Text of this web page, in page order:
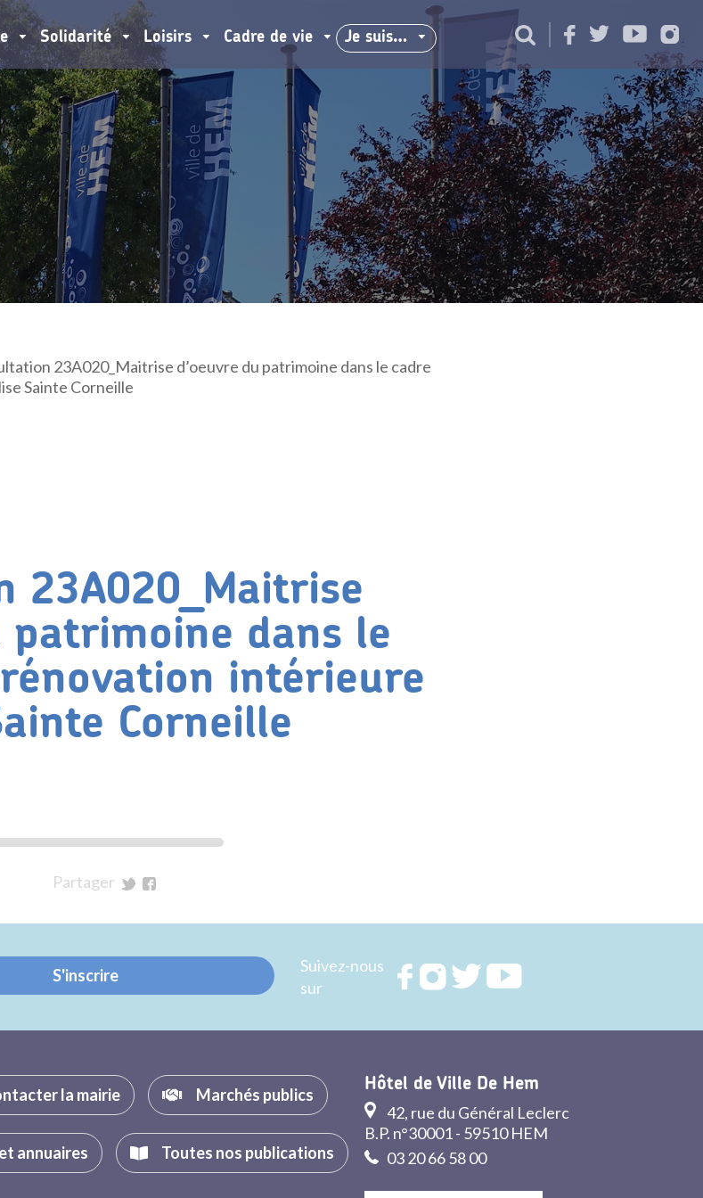
Solidarité Loisirs Cadre de vie Je suis…
23A020_Maitrise d’oeuvre du patrimoine dans le cadre
Sainte Corneille
23A020_Maitrise
patrimoine dans le
intérieure
Corneille
Partager
Twitter
Facebook
S'inscrire
Suivez-nous
sur
RejoignezRejoignezRejoignez
la mairie Marchés publics
annuaires Toutes nos publications
Hôtel de Ville De Hem
42, rue du Général Leclerc
B.P. n°30001 - 59510 HEM
03 20 66 58 00